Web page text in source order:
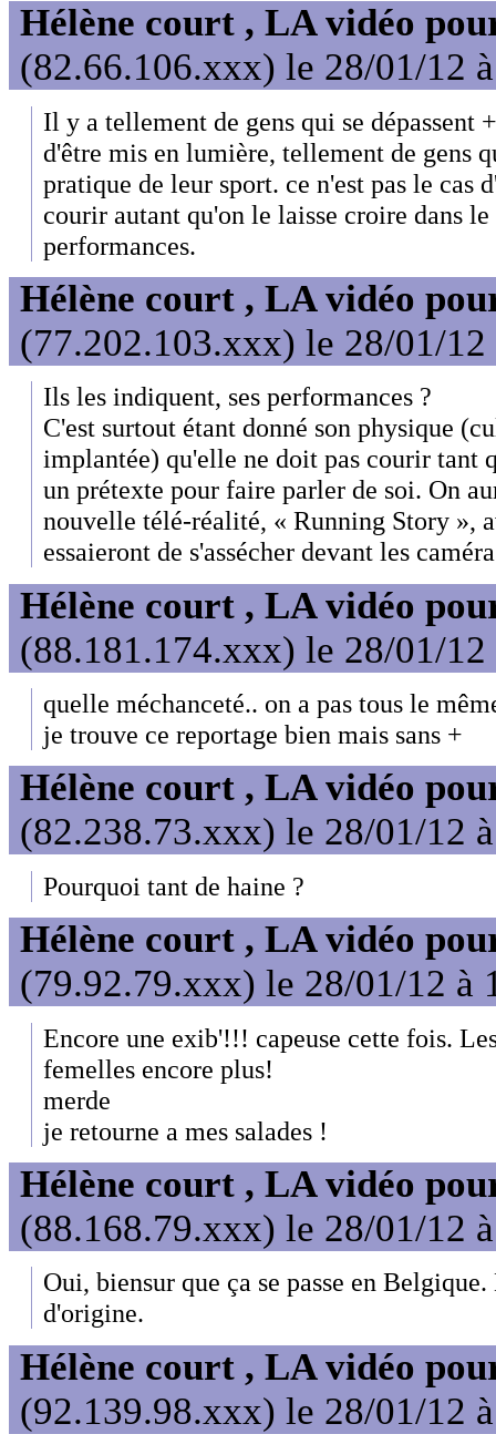
Hélène court , LA vidéo
(82.66.106.xxx) le 28/01/12
Il y a tellement de gens qui se dépassent
d'être mis en lumière, tellement de gens
pratique de leur sport. ce n'est pas le cas
courir autant qu'on le laisse croire dans le
performances.
Hélène court , LA vidéo
(77.202.103.xxx) le 28/01/12
Ils les indiquent, ses performances ?
C'est surtout étant donné son physique
implantée) qu'elle ne doit pas courir tant
un prétexte pour faire parler de soi. On
nouvelle télé-réalité, « Running Story »,
essaieront de s'assécher devant les
Hélène court , LA vidéo
(88.181.174.xxx) le 28/01/12
quelle méchanceté.. on a pas tous le
je trouve ce reportage bien mais sans +
Hélène court , LA vidéo
(82.238.73.xxx) le 28/01/12
Pourquoi tant de haine ?
Hélène court , LA vidéo
(79.92.79.xxx) le 28/01/12 à
Encore une exib'!!! capeuse cette fois.
femelles encore plus!
merde
je retourne a mes salades !
Hélène court , LA vidéo
(88.168.79.xxx) le 28/01/12
Oui, biensur que ça se passe en
d'origine.
Hélène court , LA vidéo
(92.139.98.xxx) le 28/01/12